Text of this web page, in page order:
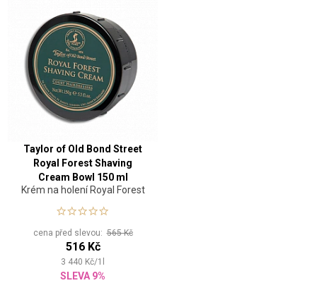
Taylor of Old Bond Street
Royal Forest Shaving
Cream Bowl 150 ml
Krém na holení Royal Forest
cena před slevou:565 Kč
516 Kč
3 440 Kč/1
SLEVA 9%